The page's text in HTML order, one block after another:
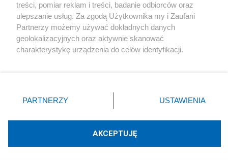
X Facebook Instagram Youtube
Technologię dostarcza:W3media.pl
treści, pomiar reklam i treści, badanie odbiorców oraz
ulepszanie usług. Za zgodą Użytkownika my i Zaufani
Partnerzy możemy używać dokładnych danych
geolokalizacyjnych oraz aktywnie skanować
charakterystykę urządzenia do celów identyfikacji.
zmienić/wycofać klikając przycisk ustawień prywatności
znajdujący się w lewym dolnym rogu strony
rodzaje przetwarzania danych nie wymagają zgody
użytkownika, ale masz prawo sprzeciwić się takiemu
PARTNERZY USTAWIENIA
AKCEPTUJĘ